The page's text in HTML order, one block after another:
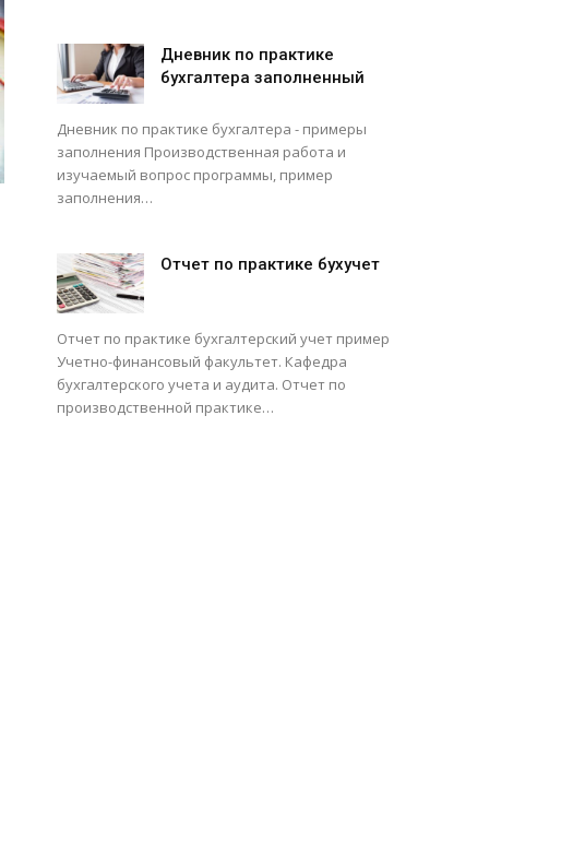
Дневник по практике
бухгалтера заполненный
Дневник по практике бухгалтера - примеры
заполнения Производственная работа и
изучаемый вопрос программы, пример
заполнения…
Отчет по практике бухучет
Отчет по практике бухгалтерский учет пример
Учетно-финансовый факультет. Кафедра
бухгалтерского учета и аудита. Отчет по
производственной практике…